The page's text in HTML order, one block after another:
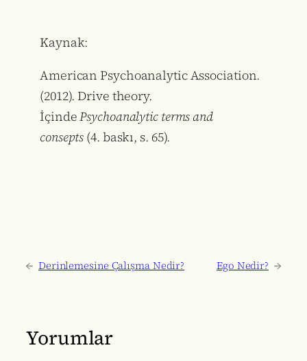
Kaynak:
American Psychoanalytic Association.
(2012). Drive theory.
İçindePsychoanalytic terms and
consepts (4. baskı, s. 65).
← Derinlemesine Çalışma Nedir? Ego Nedir? →
Yorumlar